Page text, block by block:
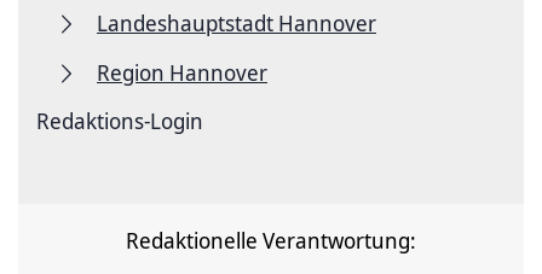
Landeshauptstadt Hannover
Region Hannover
Redaktions-Login
Redaktionelle Verantwortung: